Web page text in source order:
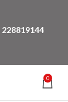
228819144
0